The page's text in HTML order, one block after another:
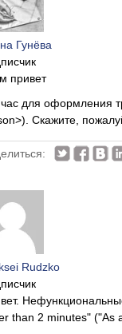
Гунёва
привет
для оформления
Скажите,
Rudzko
than 2 minutes" ("As